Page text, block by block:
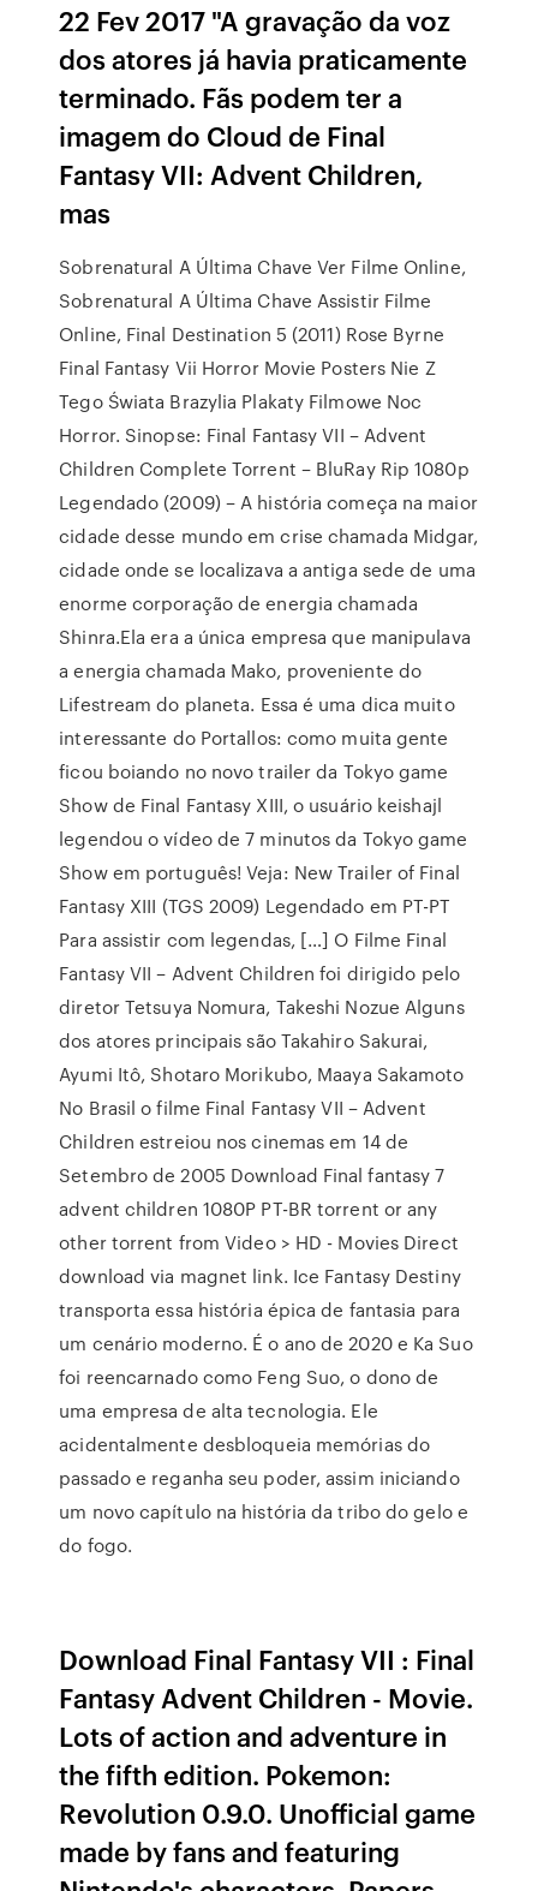
22 Fev 2017 "A gravação da voz
dos atores já havia praticamente
terminado. Fãs podem ter a
imagem do Cloud de Final
Fantasy VII: Advent Children,
mas
Sobrenatural A Última Chave Ver Filme Online,
Sobrenatural A Última Chave Assistir Filme
Online, Final Destination 5 (2011) Rose Byrne
Final Fantasy Vii Horror Movie Posters Nie Z
Tego Świata Brazylia Plakaty Filmowe Noc
Horror. Sinopse: Final Fantasy VII – Advent
Children Complete Torrent – BluRay Rip 1080p
Legendado (2009) – A história começa na maior
cidade desse mundo em crise chamada Midgar,
cidade onde se localizava a antiga sede de uma
enorme corporação de energia chamada
Shinra.Ela era a única empresa que manipulava
a energia chamada Mako, proveniente do
Lifestream do planeta. Essa é uma dica muito
interessante do Portallos: como muita gente
ficou boiando no novo trailer da Tokyo game
Show de Final Fantasy XIII, o usuário keishajl
legendou o vídeo de 7 minutos da Tokyo game
Show em português! Veja: New Trailer of Final
Fantasy XIII (TGS 2009) Legendado em PT-PT
Para assistir com legendas, […] O Filme Final
Fantasy VII – Advent Children foi dirigido pelo
diretor Tetsuya Nomura, Takeshi Nozue Alguns
dos atores principais são Takahiro Sakurai,
Ayumi Itô, Shotaro Morikubo, Maaya Sakamoto
No Brasil o filme Final Fantasy VII – Advent
Children estreiou nos cinemas em 14 de
Setembro de 2005 Download Final fantasy 7
advent children 1080P PT-BR torrent or any
other torrent from Video > HD - Movies Direct
download via magnet link. Ice Fantasy Destiny
transporta essa história épica de fantasia para
um cenário moderno. É o ano de 2020 e Ka Suo
foi reencarnado como Feng Suo, o dono de
uma empresa de alta tecnologia. Ele
acidentalmente desbloqueia memórias do
passado e reganha seu poder, assim iniciando
um novo capítulo na história da tribo do gelo e
do fogo.
Download Final Fantasy VII : Final
Fantasy Advent Children - Movie.
Lots of action and adventure in
the fifth edition. Pokemon:
Revolution 0.9.0. Unofficial game
made by fans and featuring